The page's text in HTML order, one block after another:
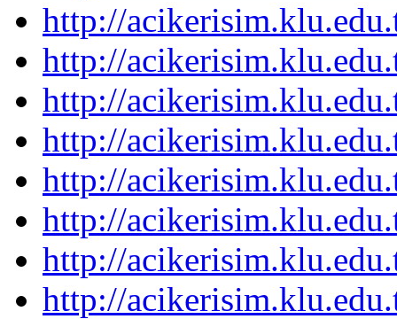
http://
http://
http://
http://
http://
http://
http://
http://